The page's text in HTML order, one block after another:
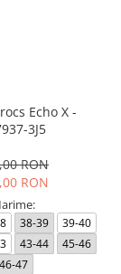
Echo X -
3J5
RON
RON
38-39
39-40
43-44
45-46
46-47